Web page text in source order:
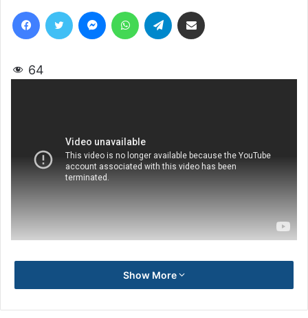
64
Show More